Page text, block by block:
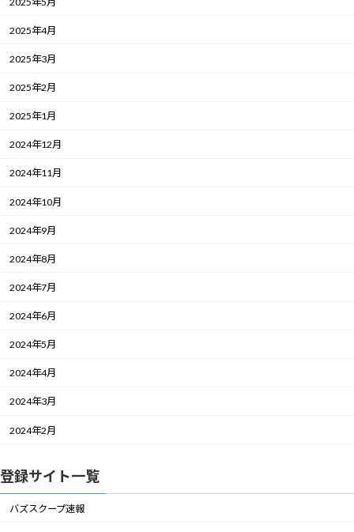
2025年4月
2025年3月
2025年2月
2025年1月
2024年12月
2024年11月
2024年10月
2024年9月
2024年8月
2024年7月
2024年6月
2024年5月
2024年4月
2024年3月
2024年2月
登録サイト一覧
バズスクープ速報